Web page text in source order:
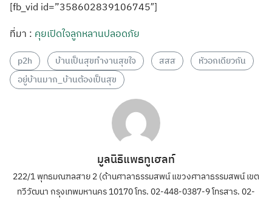
[fb_vid id=”358602839106745″]
ที่มา : คุยเปิดใจลูกหลานปลอดภัย
p2h บ้านเป็นสุขทำงานสุขใจ สสส
หัวอกเดียวกัน
อยู่บ้านมาก_บ้านต้องเป็นสุข
มูลนิธิแพธทูเฮลท์
222/1 พุทธมณฑลสาย 2 (ด้านศาลาธรรมสพน์ แขวงศาลาธรรมสพน์ เขต
ทวีวัฒนา กรุงเทพมหานคร 10170 โทร. 02-448-0387-9 โทรสาร. 02-